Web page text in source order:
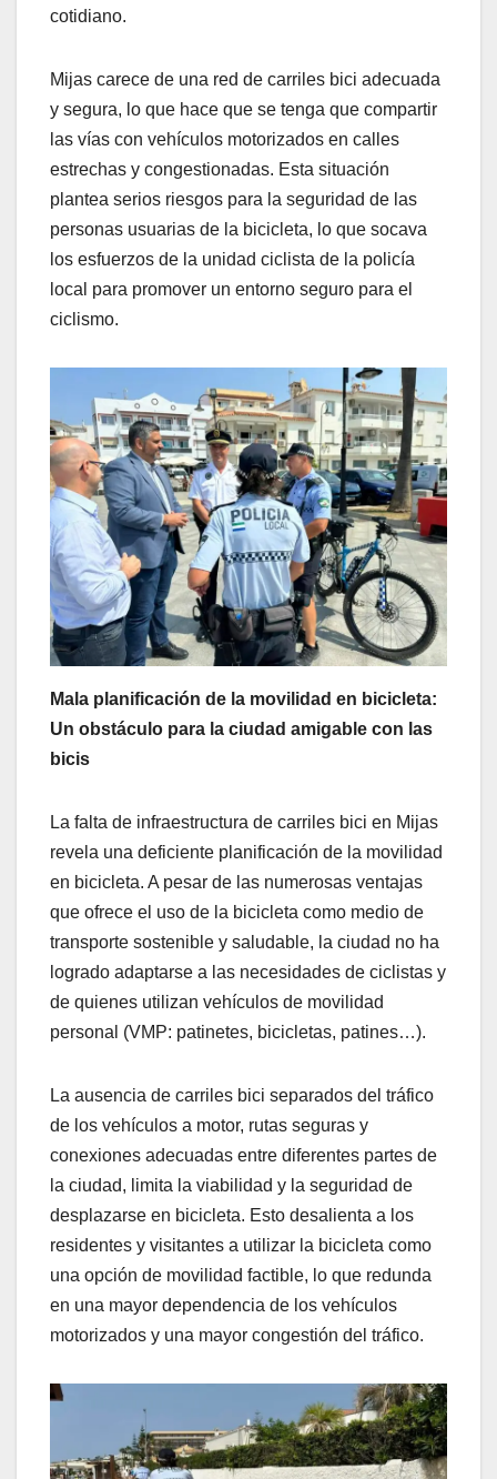
cotidiano.
Mijas carece de una red de carriles bici adecuada
y segura, lo que hace que se tenga que compartir
las vías con vehículos motorizados en calles
estrechas y congestionadas. Esta situación
plantea serios riesgos para la seguridad de las
personas usuarias de la bicicleta, lo que socava
los esfuerzos de la unidad ciclista de la policía
local para promover un entorno seguro para el
ciclismo.
Mala planificación de la movilidad en bicicleta:
Un obstáculo para la ciudad amigable con las
bicis
La falta de infraestructura de carriles bici en Mijas
revela una deficiente planificación de la movilidad
en bicicleta. A pesar de las numerosas ventajas
que ofrece el uso de la bicicleta como medio de
transporte sostenible y saludable, la ciudad no ha
logrado adaptarse a las necesidades de ciclistas y
de quienes utilizan vehículos de movilidad
personal (VMP: patinetes, bicicletas, patines…).
La ausencia de carriles bici separados del tráfico
de los vehículos a motor, rutas seguras y
conexiones adecuadas entre diferentes partes de
la ciudad, limita la viabilidad y la seguridad de
desplazarse en bicicleta. Esto desalienta a los
residentes y visitantes a utilizar la bicicleta como
una opción de movilidad factible, lo que redunda
en una mayor dependencia de los vehículos
motorizados y una mayor congestión del tráfico.